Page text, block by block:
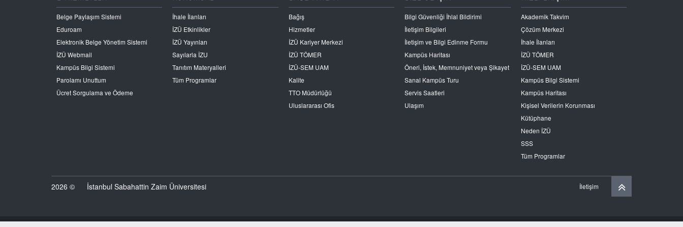
Belge Paylaşım Sistemi
Eduroam
Elektronik Belge Yönetim Sistemi
İZÜ Webmail
Kampüs Bilgi Sistemi
Parolamı Unuttum
Ücret Sorgulama ve Ödeme
İhale İlanları
İZÜ Etkinlikler
İZÜ Yayınları
Sayılarla İZU
Tanıtım Materyalleri
Tüm Programlar
Bağış
Hizmetler
İZÜ Kariyer Merkezi
İZÜ TÖMER
İZÜ-SEM UAM
Kalite
TTO Müdürlüğü
Uluslararası Ofis
Bilgi Güvenliği İhlal Bildirimi
İletişim Bilgileri
İletişim ve Bilgi Edinme Formu
Kampüs Haritası
Öneri, İstek, Memnuniyet veya Şikayet
Sanal Kampüs Turu
Servis Saatleri
Ulaşım
Akademik Takvim
Çözüm Merkezi
İhale İlanları
İZÜ TÖMER
İZÜ-SEM UAM
Kampüs Bilgi Sistemi
Kampüs Haritası
Kişisel Verilerin Korunması
Kütüphane
Neden İZÜ
SSS
Tüm Programlar
2026 © İstanbul Sabahattin Zaim Üniversitesi İletişim